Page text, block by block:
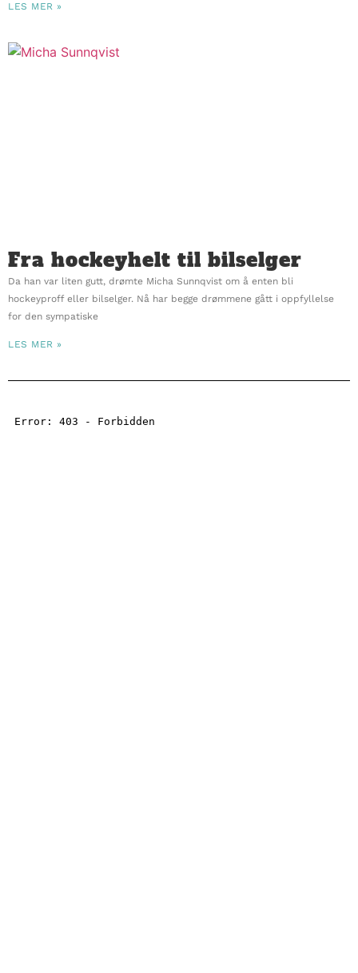
LES MER »
Fra hockeyhelt til bilselger
Da han var liten gutt, drømte Micha Sunnqvist om å enten bli
hockeyproff eller bilselger. Nå har begge drømmene gått i oppfyllelse
for den sympatiske
LES MER »